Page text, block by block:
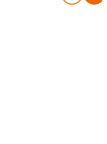
#マタニティニュース